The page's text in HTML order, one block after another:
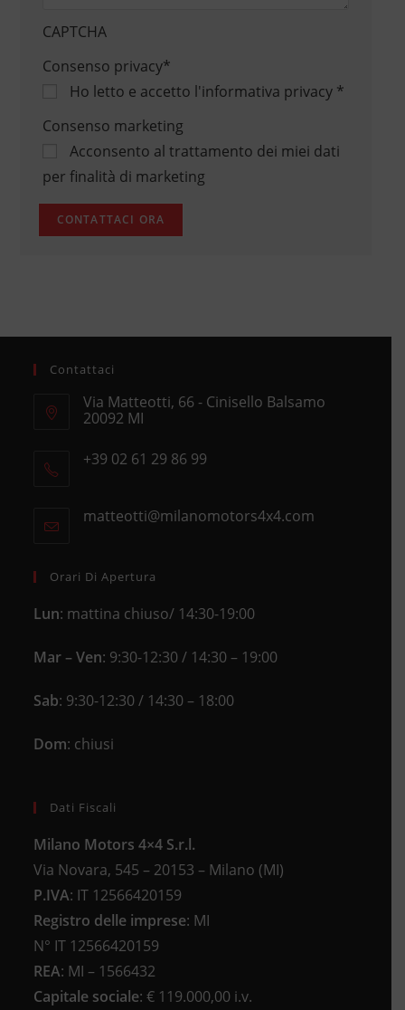
CAPTCHA
Consenso privacy*
Ho letto e accetto l'informativa privacy*
Consenso marketing
Acconsento al trattamento dei miei dati
per finalità di marketing
Contattaci
Via Matteotti, 66 - Cinisello Balsamo
20092 MI
in
+39 02 61 29 86 99
your
matteotti@milanomotors4x4.comOpens
Orari Di Apertura
Lun: mattina chiuso/ 14:30-19:00
Mar – Ven: 9:30-12:30 / 14:30 – 19:00
Sab: 9:30-12:30 / 14:30 – 18:00
Dom: chiusi
Dati Fiscali
Milano Motors 4×4 S.r.l.
Via Novara, 545 – 20153 – Milano (MI)
P.IVA: IT 12566420159
Registro delle imprese: MI
N° IT 12566420159
REA: MI – 1566432
Capitale sociale: € 119.000,00 i.v.